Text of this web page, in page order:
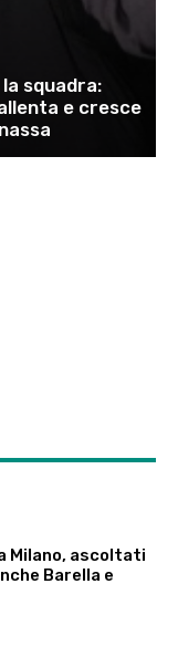
squadra:
e cresce
Milano, ascoltati
Barella e